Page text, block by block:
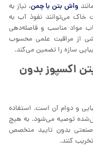
واش بتن با چمن، نیاز به
می‌توانند نفوذ آب به
مواد مناسب و فاصله‌دهی
از مراقبت علمی محسوب
سازه را تضمین می‌کند.
اکسپوز بدون
و دوام آن است. استفاده
توصیه می‌شود. به هیچ
صنعتی بدون تایید متخصص
کنند.